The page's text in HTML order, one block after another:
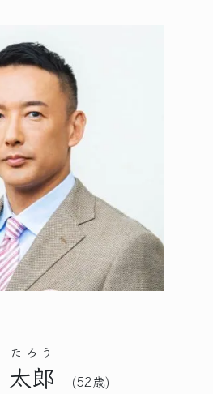
太郎
たろう
(52歳)